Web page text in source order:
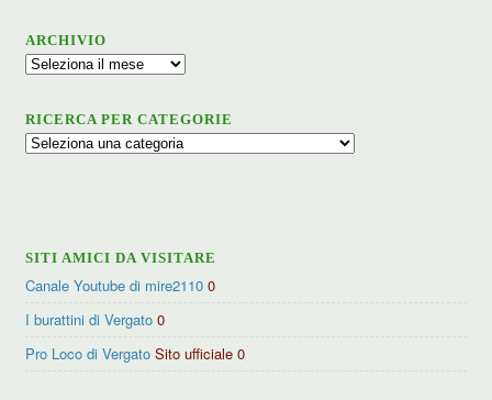
ARCHIVIO
Archivio
RICERCA PER CATEGORIE
Ricerca
SITI AMICI DA VISITARE
Canale Youtube di mire2110 0
I burattini di Vergato 0
Pro Loco di Vergato Sito ufficiale 0